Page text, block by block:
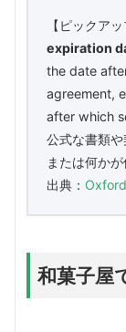
【ピックアッ
expiration
the date
agreement,
after which
公式な書類や
または何か
出典：
和菓子屋